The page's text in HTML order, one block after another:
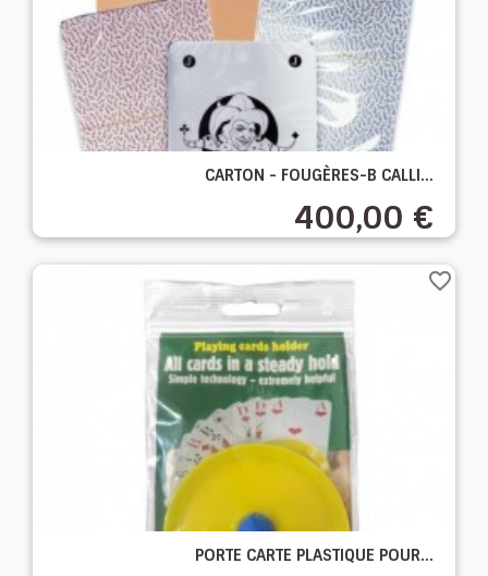
CARTON - FOUGÈRES-B CALLI...
400,00 €
PORTE CARTE PLASTIQUE POUR...
favorite_border